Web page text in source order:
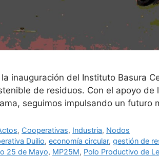
inauguración del Instituto Basura
de residuos. Con el apoyo de
seguimos impulsando un futuro
, Cooperativas, Industria, Nodos
Duilio,economía circular,gestión de
25 de Mayo, MP25M, Polo Productivo de